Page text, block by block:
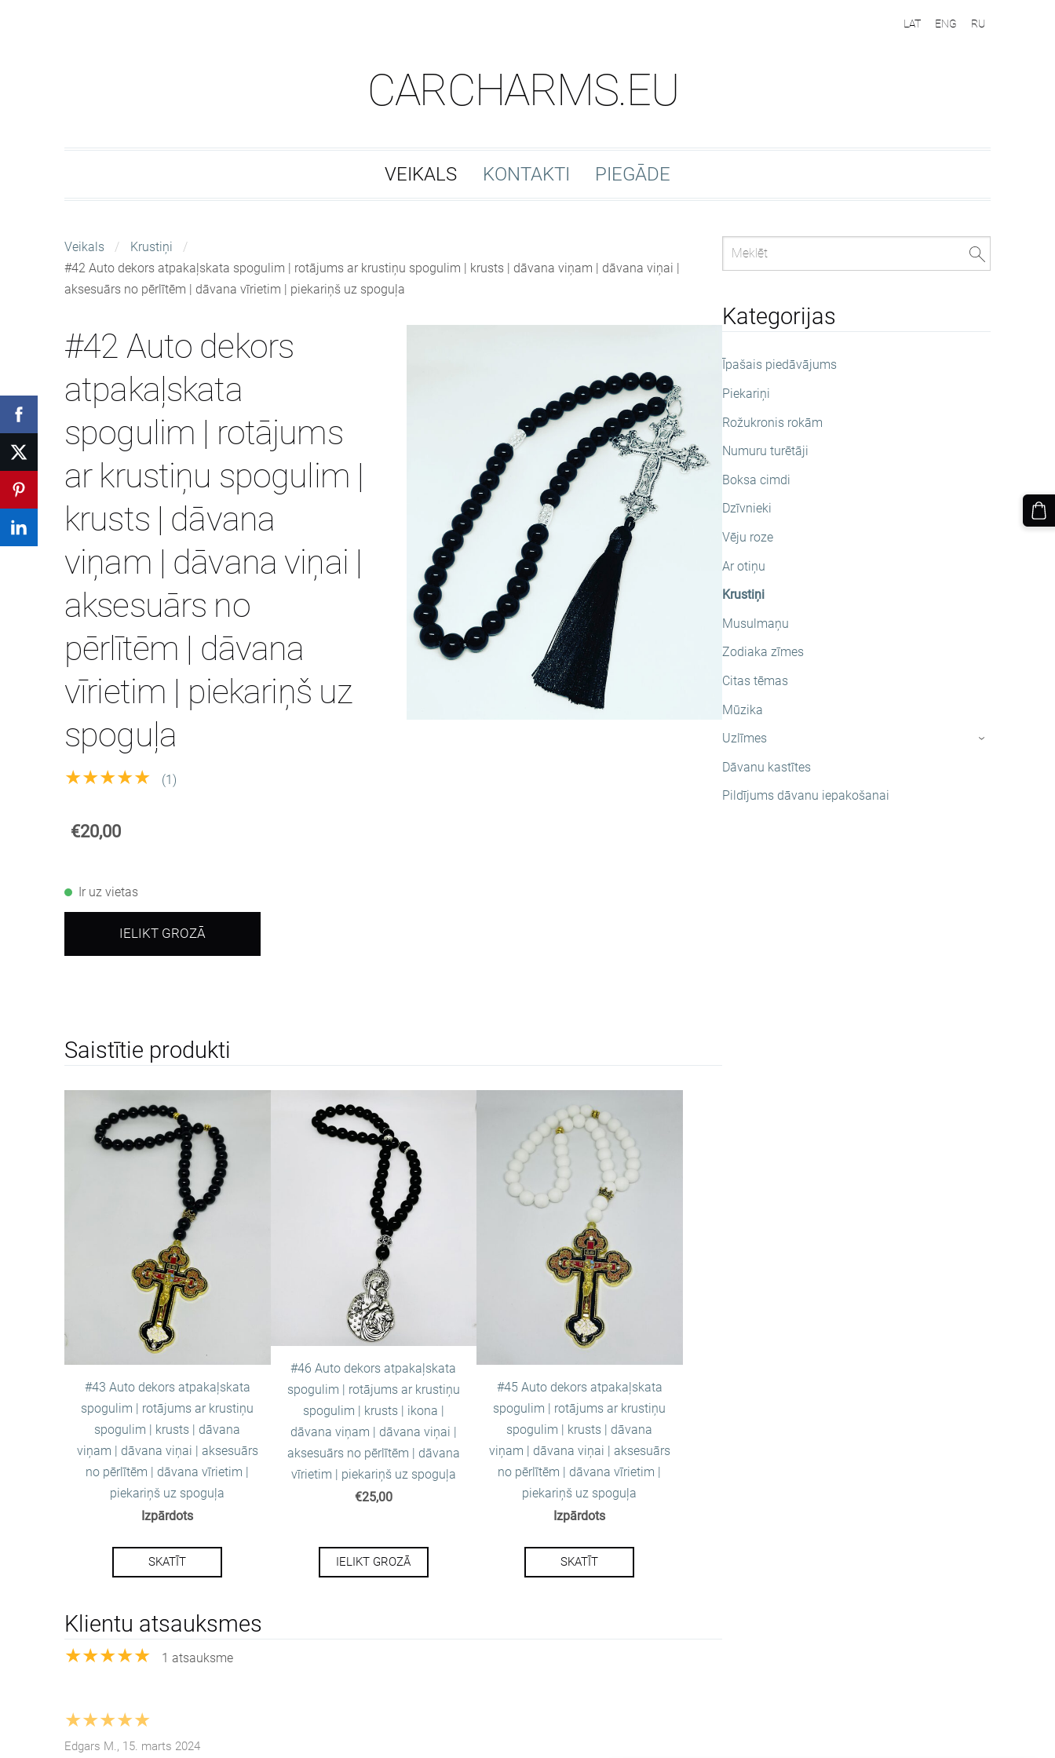
CARCHARMS.EU
VEIKALS KONTAKTI PIEGĀDE
LAT ENG RU
Kategorijas
Īpašais piedāvājums
Piekariņi
Rožukronis rokām
Numuru turētāji
Boksa cimdi
Dzīvnieki
Vēju roze
Ar otiņu
Krustiņi
Musulmaņu
Zodiaka zīmes
Citas tēmas
Mūzika
Uzlīmes
›
Dāvanu kastītes
Pildījums dāvanu iepakošanai
Veikals
Krustiņi
#42 Auto dekors atpakaļskata spogulim | rotājums ar krustiņu spogulim | krusts | dāvana viņam | dāvana viņai |
aksesuārs no pērlītēm | dāvana vīrietim | piekariņš uz spoguļa
#42 Auto dekors
atpakaļskata
spogulim | rotājums
ar krustiņu spogulim |
krusts | dāvana
viņam | dāvana viņai |
aksesuārs no
pērlītēm | dāvana
vīrietim | piekariņš uz
spoguļa
★★★★★ (1)
€20,00
Ir uz vietas
IELIKT GROZĀ
Saistītie produkti
#43 Auto dekors atpakaļskata
spogulim | rotājums ar krustiņu
spogulim | krusts | dāvana
viņam | dāvana viņai | aksesuārs
no pērlītēm | dāvana vīrietim |
piekariņš uz spoguļa
Izpārdots
SKATĪT
#46 Auto dekors atpakaļskata
spogulim | rotājums ar krustiņu
spogulim | krusts | ikona |
dāvana viņam | dāvana viņai |
aksesuārs no pērlītēm | dāvana
vīrietim | piekariņš uz spoguļa
€25,00
IELIKT GROZĀ
#45 Auto dekors atpakaļskata
spogulim | rotājums ar krustiņu
spogulim | krusts | dāvana
viņam | dāvana viņai | aksesuārs
no pērlītēm | dāvana vīrietim |
piekariņš uz spoguļa
Izpārdots
SKATĪT
Klientu atsauksmes
★★★★★ 1 atsauksme
★★★★★
Edgars M., 15. marts 2024